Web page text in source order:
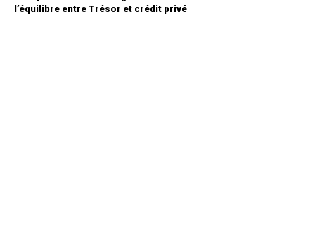
l’équilibre entre Trésor et crédit privé